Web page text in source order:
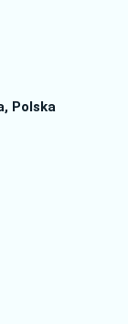
Polska